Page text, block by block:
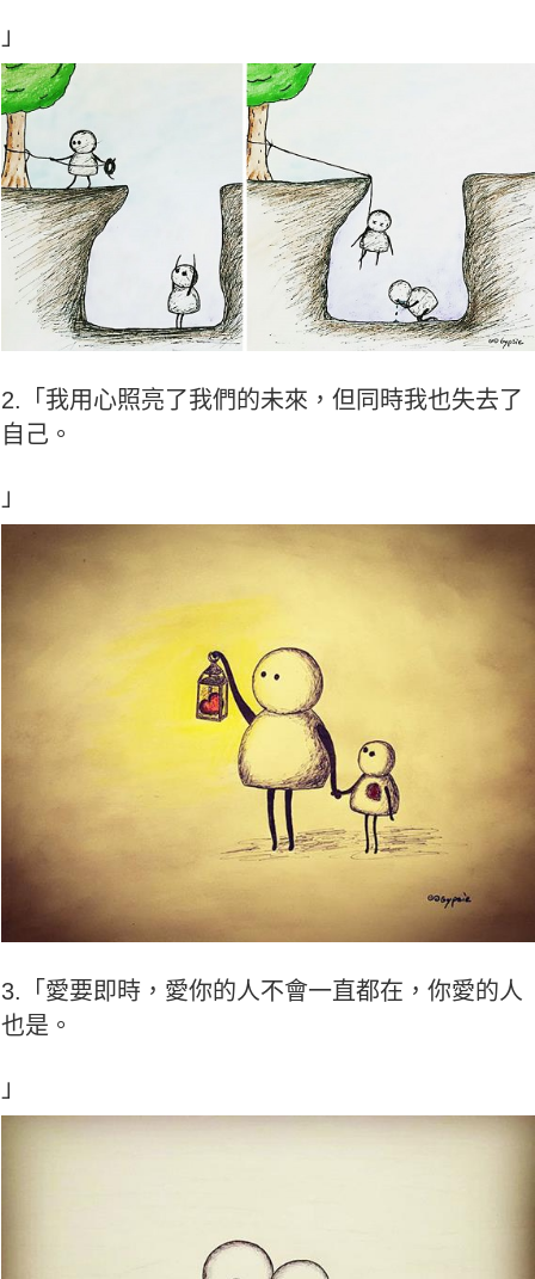
」
2.「我用心照亮了我們的未來，但同時我也失去了
自己。
」
3.「愛要即時，愛你的人不會一直都在，你愛的人
也是。
」